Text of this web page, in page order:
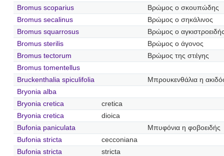
Bromus scoparius
Βρώμος ο σκουπώδης
Bromus secalinus
Βρώμος ο σηκάλινος
Bromus squarrosus
Βρώμος ο
Bromus sterilis
Βρώμος ο άγονος
Bromus tectorum
Βρώμος της στέγης
Bromus tomentellus
Bruckenthalia spiculifolia
Μπρουκενθάλια η
Bryonia alba
Bryonia cretica
cretica
Bryonia cretica
dioica
Bufonia paniculata
Μπυφόνια η φοβοειδής
Bufonia stricta
cecconiana
Bufonia stricta
stricta